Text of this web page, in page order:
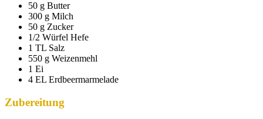
50 g Butter
300 g Milch
50 g Zucker
1/2 Würfel Hefe
1 TL Salz
550 g Weizenmehl
1 Ei
4 EL Erdbeermarmelade
Zubereitung